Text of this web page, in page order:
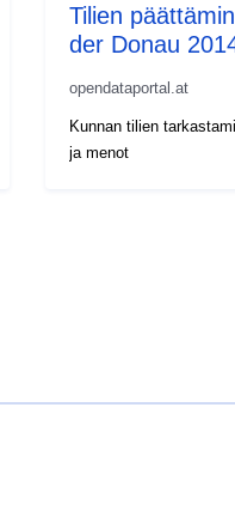
Tilien
der Donau
opendataportal.at
Kunnan tilien
ja menot